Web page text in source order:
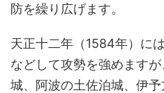
防を繰り広げます。
天正十二年（1584年）に
などして攻勢を強めます
城、阿波の土佐泊城、伊